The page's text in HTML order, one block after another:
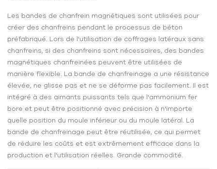
Les bandes de chanfrein magnétiques sont utilisées pour
créer des chanfreins pendant le processus de béton
préfabriqué. Lors de l'utilisation de coffrages latéraux sans
chanfreins, si des chanfreins sont nécessaires, des bandes
magnétiques chanfreinées peuvent être utilisées de
manière flexible. La bande de chanfreinage a une résistance
élevée, ne glisse pas et ne se déforme pas facilement. Il est
intégré à des aimants puissants tels que l'ammonium fer
bore et peut être positionné avec précision à n'importe
quelle position du moule inférieur ou du moule latéral. La
bande de chanfreinage peut être réutilisée, ce qui permet
de réduire les coûts et est extrêmement efficace dans la
production et l'utilisation réelles. Grande commodité.